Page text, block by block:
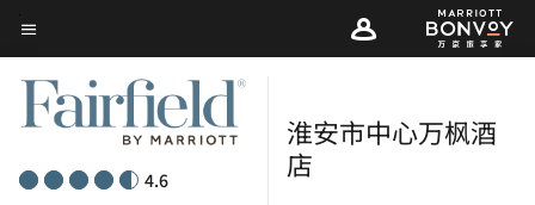
Skip
to
main
content
菜单文本
4.6
淮安市中心万枫酒
店